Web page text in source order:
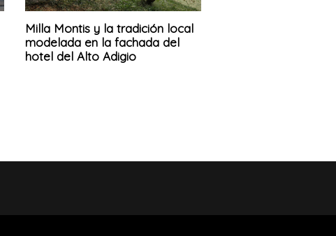
Milla Montis y la tradición local
modelada en la fachada del
hotel del Alto Adigio